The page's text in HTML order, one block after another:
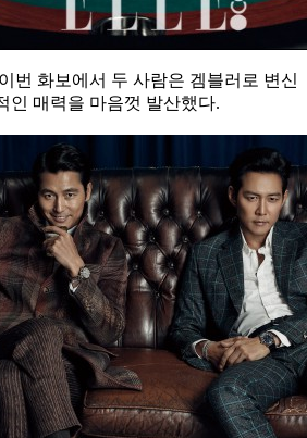
번 화보에서 두 사람은 겜블러로 변신
인 매력을 마음껏 발산했다.